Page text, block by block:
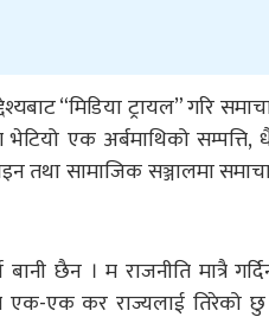
“मिडिया ट्रायल” गरि
एक अर्बमाथिको सम्पत्ति,
तथा सामाजिक सञ्जालमा
छैन । म राजनीति मात्रै
एक कर राज्यलाई तिरेको छु